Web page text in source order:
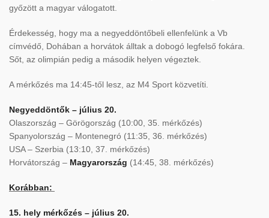
győzött a magyar válogatott.
Érdekesség, hogy ma a negyeddöntőbeli ellenfelünk a Vb
címvédő, Dohában a horvátok álltak a dobogó legfelső fokára.
Sőt, az olimpián pedig a második helyen végeztek.
A mérkőzés ma 14:45-től lesz, az M4 Sport közvetíti.
Negyeddöntők – július 20.
Olaszország – Görögország (10:00, 35. mérkőzés)
Spanyolország – Montenegró (11:35, 36. mérkőzés)
USA – Szerbia (13:10, 37. mérkőzés)
Horvátország – Magyarország (14:45, 38. mérkőzés)
Korábban:
15. hely mérkőzés – július 20.